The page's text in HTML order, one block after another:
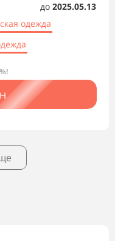
до 2025.05.13
одежда